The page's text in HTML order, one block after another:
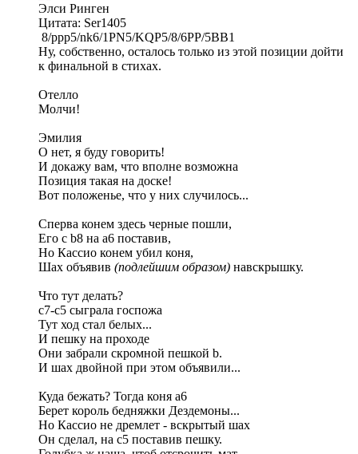
Элси Ринген
Цитата: Ser1405
8/ppp5/nk6/1PN5/KQP5/8/6PP/5BB1
Ну, собственно, осталось только из этой позиции дойти
к финальной в стихах.
Отелло
Молчи!
Эмилия
О нет, я буду говорить!
И докажу вам, что вполне возможна
Позиция такая на доске!
Вот положенье, что у них случилось...
Сперва конем здесь черные пошли,
Его с b8 на а6 поставив,
Но Кассио конем убил коня,
Шах объявив (подлейшим образом) навскрышку.
Что тут делать?
с7-с5 сыграла госпожа
Тут ход стал белых...
И пешку на проходе
Они забрали скромной пешкой b.
И шах двойной при этом объявили...
Куда бежать? Тогда коня а6
Берет король бедняжки Дездемоны...
Но Кассио не дремлет - вскрытый шах
Он сделал, на с5 поставив пешку.